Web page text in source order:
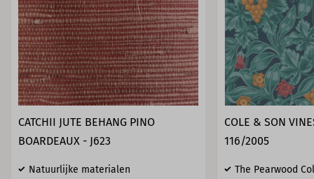
CATCHII JUTE BEHANG PINO
BOARDEAUX - J623
Natuurlijke materialen
COLE & SON
116/2005
The Pearwood